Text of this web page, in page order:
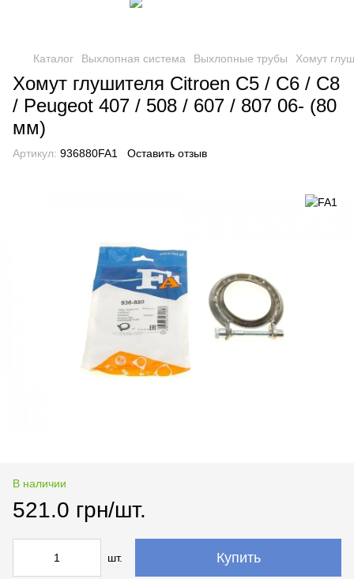
Каталог Выхлопная система Выхлопные трубы Хомут
Хомут глушителя Citroen C5 / C6 / C8
/ Peugeot 407 / 508 / 607 / 807 06- (80
мм)
Артикул: 936880FA1 Оставить отзыв
В наличии
521.0 грн/шт.
шт. Купить